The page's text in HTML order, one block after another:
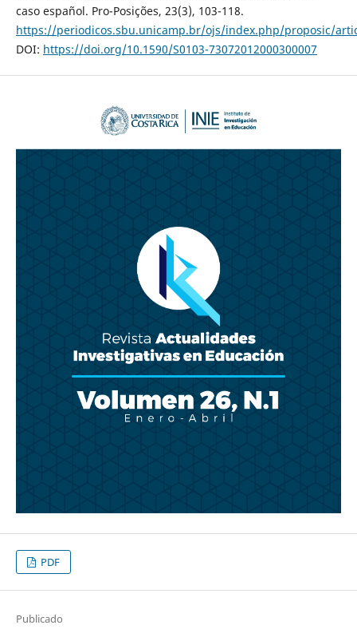
caso español. Pro-Posições, 23(3), 103-118.
https://periodicos.sbu.unicamp.br/ojs/index.php/proposic/
DOI: https://doi.org/10.1590/S0103-73072012000300007
PDF
Publicado